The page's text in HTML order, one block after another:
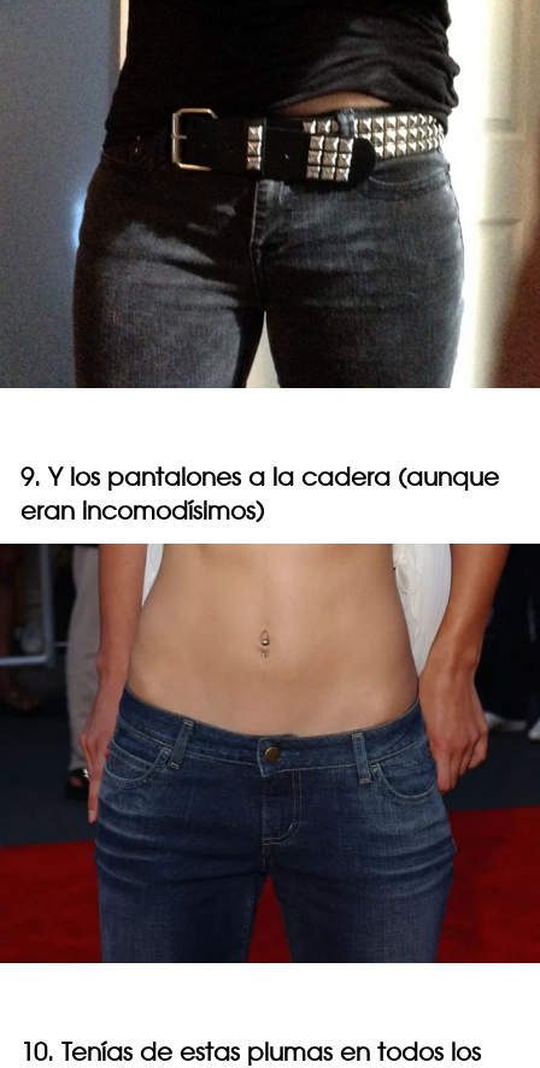
9. Y los pantalones a la cadera (aunque
eran incomodísimos)
10. Tenías de estas plumas en todos los